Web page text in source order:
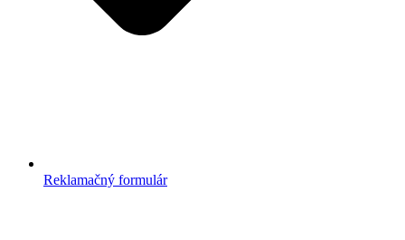
Reklamačný formulár